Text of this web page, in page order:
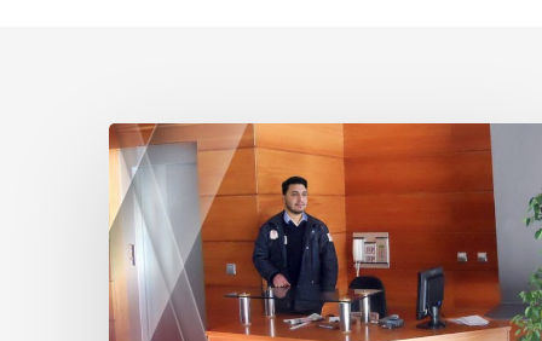
Cómo
elegir
servicios
auxiliares
Madrid
comparando